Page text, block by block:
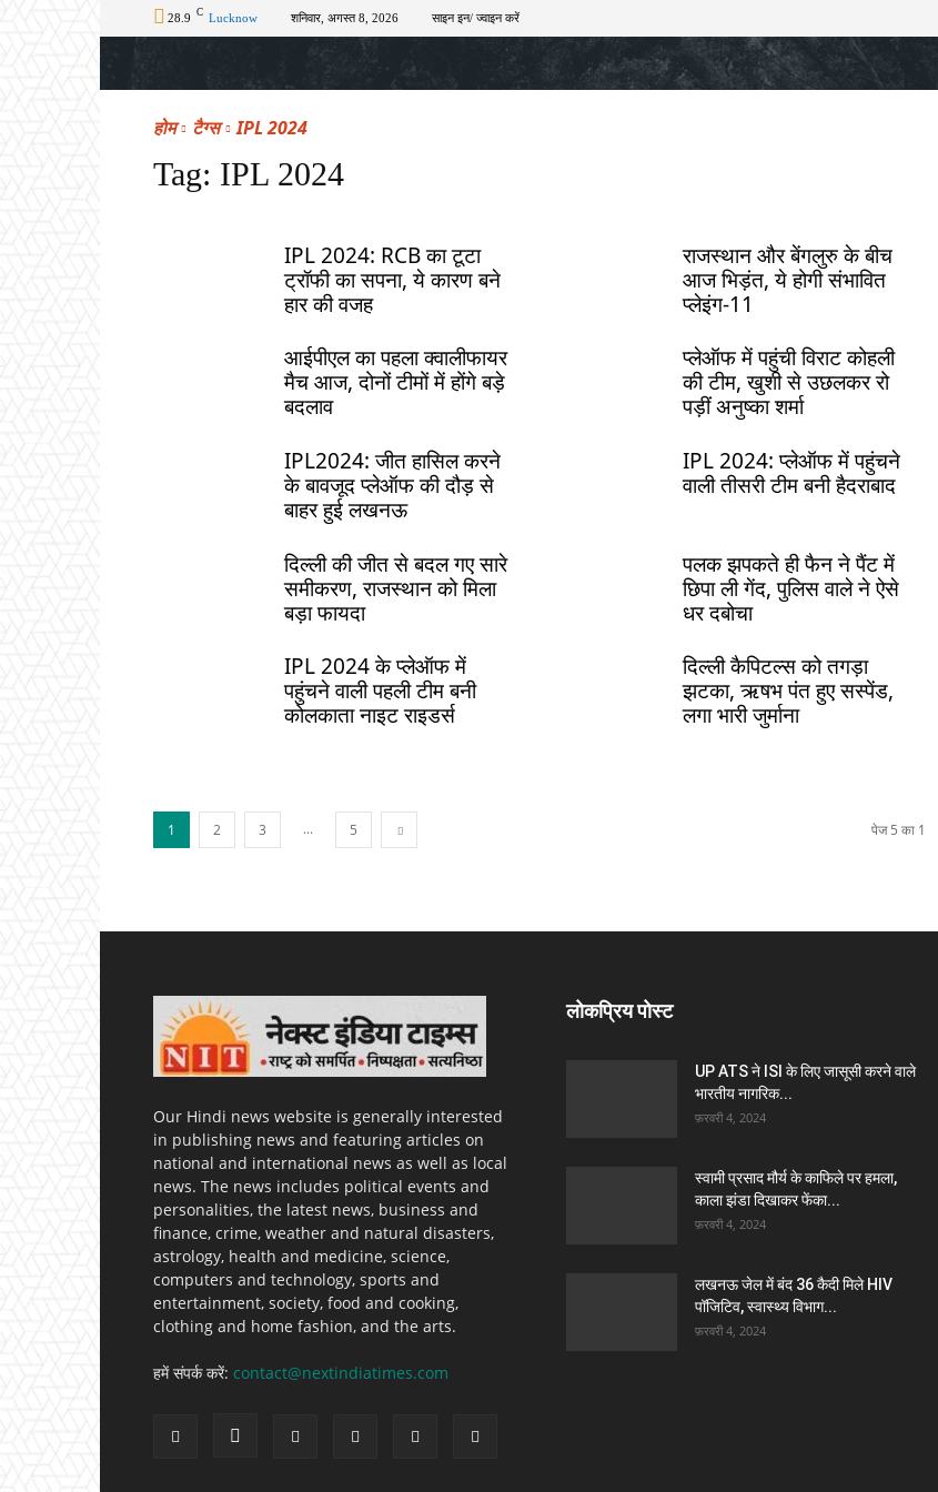
28.9 C Lucknow शनिवार, अगस्त 8, 2026 साइन इन/ ज्वाइन करें
अपराध चुनाव खेल टेक – ऑटो राज्य मनोरंजन लाइफस्टाइल
होम टैग्स IPL 2024
Tag: IPL 2024
IPL 2024: RCB का टूटा
ट्रॉफी का सपना, ये कारण बने
हार की वजह
राजस्थान और बेंगलुरु के बीच
आज भिड़ंत, ये होगी संभावित
प्लेइंग-11
आईपीएल का पहला क्वालीफायर
मैच आज, दोनों टीमों में होंगे बड़े
बदलाव
प्लेऑफ में पहुंची विराट कोहली
की टीम, खुशी से उछलकर रो
पड़ीं अनुष्का शर्मा
IPL2024: जीत हासिल करने
के बावजूद प्लेऑफ की दौड़ से
बाहर हुई लखनऊ
IPL 2024: प्लेऑफ में पहुंचने
वाली तीसरी टीम बनी हैदराबाद
दिल्ली की जीत से बदल गए सारे
समीकरण, राजस्थान को मिला
बड़ा फायदा
पलक झपकते ही फैन ने पैंट में
छिपा ली गेंद, पुलिस वाले ने ऐसे
धर दबोचा
IPL 2024 के प्लेऑफ में
पहुंचने वाली पहली टीम बनी
कोलकाता नाइट राइडर्स
दिल्ली कैपिटल्स को तगड़ा
झटका, ऋषभ पंत हुए सस्पेंड,
लगा भारी जुर्माना
1 2 3 ... 5 पेज 5 का 1
Our Hindi news website is generally interested
in publishing news and featuring articles on
national and international news as well as local
news. The news includes political events and
personalities, the latest news, business and
finance, crime, weather and natural disasters,
astrology, health and medicine, science,
computers and technology, sports and
entertainment, society, food and cooking,
clothing and home fashion, and the arts.
हमें संपर्क करें: contact@nextindiatimes.com
लोकप्रिय पोस्ट
UP ATS ने ISI के लिए जासूसी करने वाले
भारतीय नागरिक...
फ़रवरी 4, 2024
स्वामी प्रसाद मौर्य के काफिले पर हमला,
काला झंडा दिखाकर फेंका...
फ़रवरी 4, 2024
लखनऊ जेल में बंद 36 कैदी मिले HIV
पॉजिटिव, स्वास्थ्य विभाग...
फ़रवरी 4, 2024